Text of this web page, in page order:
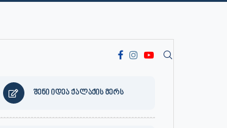
შენი იდეა ქალაქის მერს